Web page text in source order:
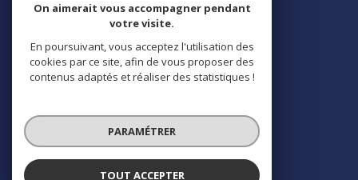
Cookies
© 2026 | Tous droits réservés
Réalisé par
On aimerait vous accompagner pendant
votre visite.
En poursuivant, vous acceptez l'utilisation des
cookies par ce site, afin de vous proposer des
contenus adaptés et réaliser des statistiques !
PARAMÉTRER
TOUT ACCEPTER